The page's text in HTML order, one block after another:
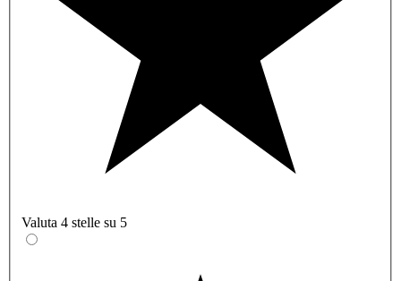
Valuta 4 stelle su 5